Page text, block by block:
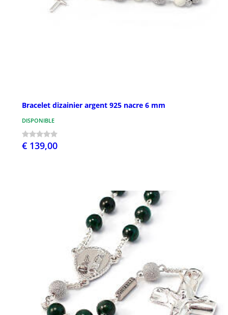
Bracelet dizainier argent 925 nacre 6 mm
DISPONIBLE
€ 139,00